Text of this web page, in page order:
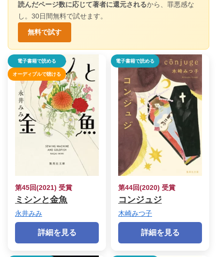
読んだページ数に応じて著者に還元されるから、罪悪感な
し。30日間無料で試せます。
無料で試す
電子書籍で読める
オーディブルで聴ける
第45回(2021) 受賞
ミシンと金魚
永井みみ
詳細を見る
電子書籍で読める
第44回(2020) 受賞
コンジュジ
木崎みつ子
詳細を見る